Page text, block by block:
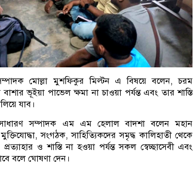
সম্পাদক মোল্লা মুশফিকুর মিল্টন এ বিষয়ে বলেন, চরম
ভূইয়া পাভেল ক্ষমা না চাওয়া পর্যন্ত এবং তার শাস্তি
যাব।
সাধারণ সম্পাদক এম এম হেলাল বাদশা বলেন মহান
সংগঠক, সাহিত্যিকদের সমৃদ্ধ কালিহাতী থেকে
ও শাস্তি না হওয়া পর্যন্ত সকল স্বেচ্ছাসেবী এবং
বলে ঘোষণা দেন।